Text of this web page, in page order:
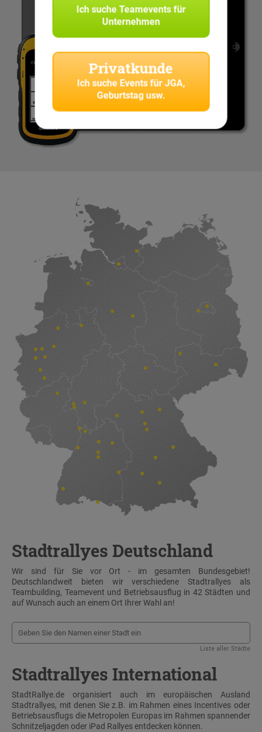
Stadtrallyes Deutschland
Wir sind für Sie vor Ort - im gesamten Bundesgebiet!
Deutschlandweit bieten wir verschiedene Stadtrallyes als
Teambuilding, Teamevent und Betriebsausflug in 42 Städten und
auf Wunsch auch an einem Ort Ihrer Wahl an!
Liste aller Städte
Stadtrallyes International
StadtRallye.de organisiert auch im europäischen Ausland
Stadtrallyes, mit denen Sie z.B. im Rahmen eines Incentives oder
Betriebsausflugs die Metropolen Europas im Rahmen spannender
Schnitzeljagden oder iPad Rallyes entdecken können.
Ich sucheTeamevents für
Unternehmen
Privatkunde
Ich suche Events für JGA,
Geburtstag usw.